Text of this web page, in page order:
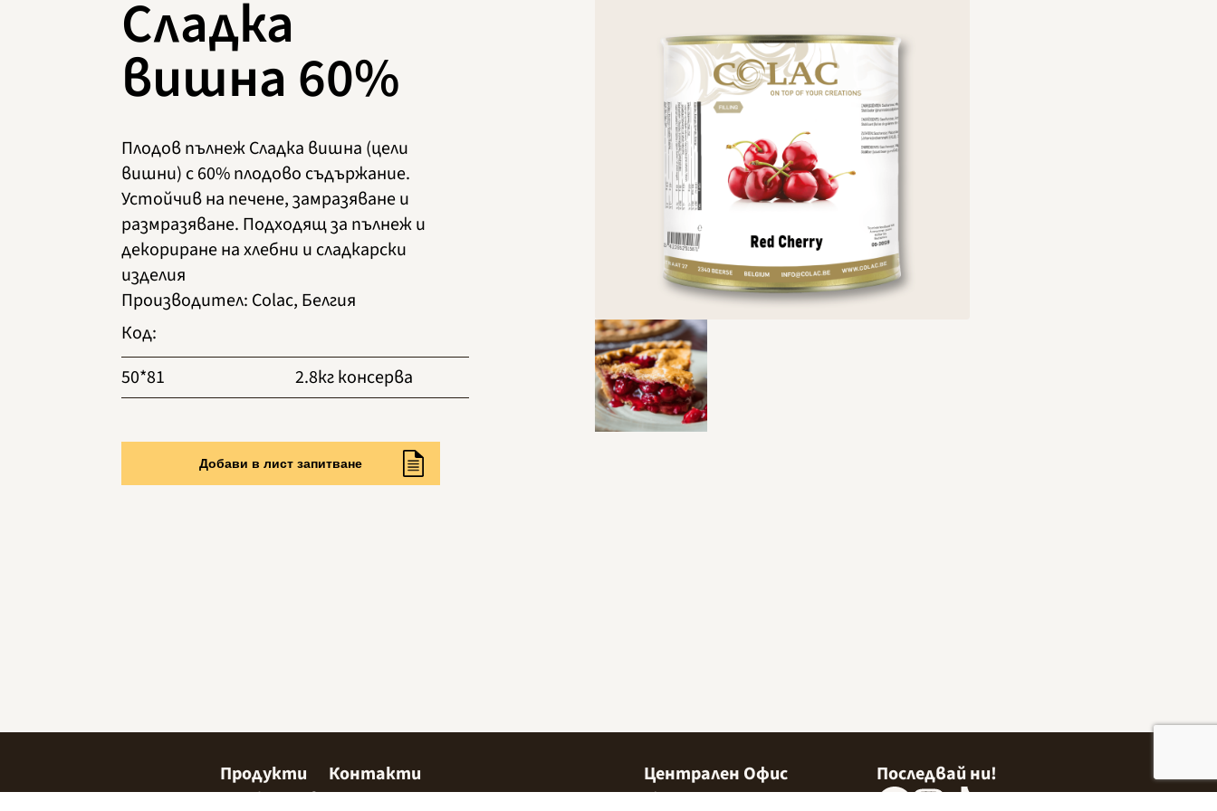
Сладка
вишна 60%
Плодов пълнеж Сладка вишна (цели
вишни) с 60% плодово съдържание.
Устойчив на печене, замразяване и
размразяване. Подходящ за пълнеж и
декориране на хлебни и сладкарски
изделия
Производител: Colac, Белгия
Код:
50*81
2.8кг консерва
Добави в лист запитване
Продукти
Сладкарство
Контакти
Къде да ни намерите
Централен Офис
София 1532, Казичене,
Последвай ни!